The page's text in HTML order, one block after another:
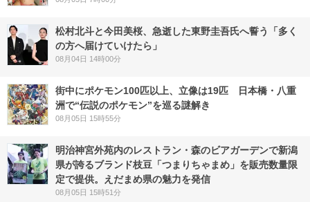
松村北斗と今田美桜、急逝した東野圭吾氏へ誓う「多く
の方へ届けていけたら」
08月04日 14時00分
街中にポケモン100匹以上、立像は19匹 日本橋・八重
洲で“伝説のポケモン”を巡る謎解き
08月05日 15時55分
明治神宮外苑内のレストラン・森のビアガーデンで新潟
県が誇るブランド枝豆「つまりちゃまめ」を販売数量限
定で提供。えだまめ県の魅力を発信
08月05日 15時51分